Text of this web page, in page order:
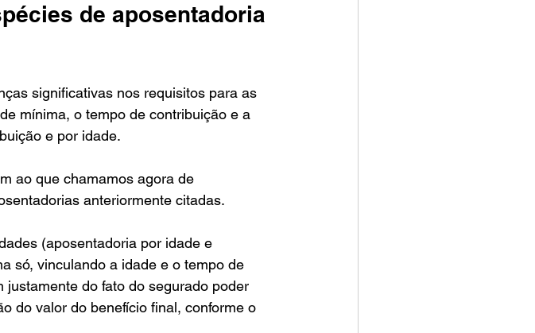
de aposentadoria
significativas nos requisitos para as
mínima, o tempo de contribuição e a
e por idade.
ao que chamamos agora de
anteriormente citadas.
(aposentadoria por idade e
só, vinculando a idade e o tempo de
justamente do fato do segurado poder
do valor do benefício final, conforme o